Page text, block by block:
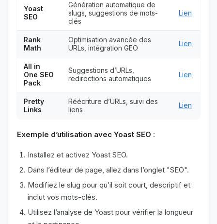
Yoast
SEO
Génération automatique de
slugs, suggestions de mots-
clés
Lien
Rank
Math
Optimisation avancée des
URLs, intégration GEO
Lien
All in
One SEO
Pack
Suggestions d’URLs,
redirections automatiques
Lien
Pretty
Links
Réécriture d’URLs, suivi des
liens
Lien
Exemple d’utilisation avec Yoast SEO :
Installez et activez Yoast SEO.
Dans l’éditeur de page, allez dans l’onglet "SEO".
Modifiez le slug pour qu’il soit court, descriptif et
inclut vos mots-clés.
Utilisez l’analyse de Yoast pour vérifier la longueur